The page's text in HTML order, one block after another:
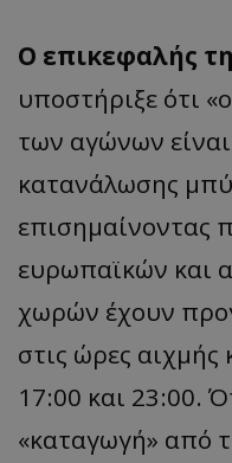
Ο επικεφαλής
υποστήριξε ότι
των αγώνων
κατανάλωσης
επισημαίνοντας
ευρωπαϊκών και
χωρών έχουν
στις ώρες
17:00 και 23:00.
«καταγωγή» από